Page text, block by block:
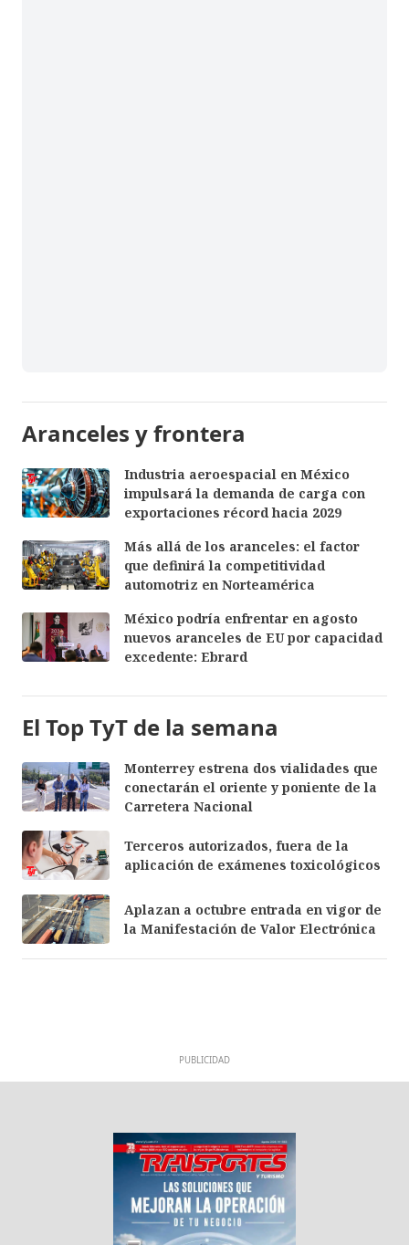
Aranceles y frontera
Industria aeroespacial en México
impulsará la demanda de carga con
exportaciones récord hacia 2029
Más allá de los aranceles: el factor
que definirá la competitividad
automotriz en Norteamérica
México podría enfrentar en agosto
nuevos aranceles de EU por capacidad
excedente: Ebrard
El Top TyT de la semana
Monterrey estrena dos vialidades que
conectarán el oriente y poniente de la
Carretera Nacional
Terceros autorizados, fuera de la
aplicación de exámenes toxicológicos
Aplazan a octubre entrada en vigor de
la Manifestación de Valor Electrónica
PUBLICIDAD